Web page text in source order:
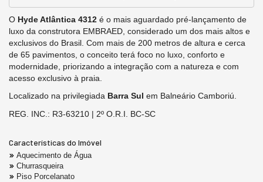
O Hyde Atlântica 4312 é o mais aguardado pré-lançamento de
luxo da construtora EMBRAED, considerado um dos mais altos e
exclusivos do Brasil. Com mais de 200 metros de altura e cerca
de 65 pavimentos, o conceito terá foco no luxo, conforto e
modernidade, priorizando a integração com a natureza e com
acesso exclusivo à praia.
Localizado na privilegiada Barra Sul em Balneário Camboriú.
REG. INC.: R3-63210 | 2º O.R.I. BC-SC
Características do Imóvel
Aquecimento de Água
Churrasqueira
Piso Porcelanato